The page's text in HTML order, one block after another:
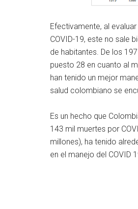
Efectivamente, al
COVID-19, este no sale
de habitantes. De los
puesto 28 en cuanto al
han tenido un mejor
salud colombiano se
Es un hecho que
143 mil muertes por
millones), ha tenido
en el manejo del COVID